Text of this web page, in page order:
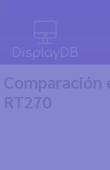
Comparación
RT270